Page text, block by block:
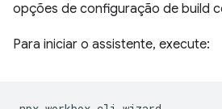
opções de configuração de build
Para iniciar o assistente, execute: